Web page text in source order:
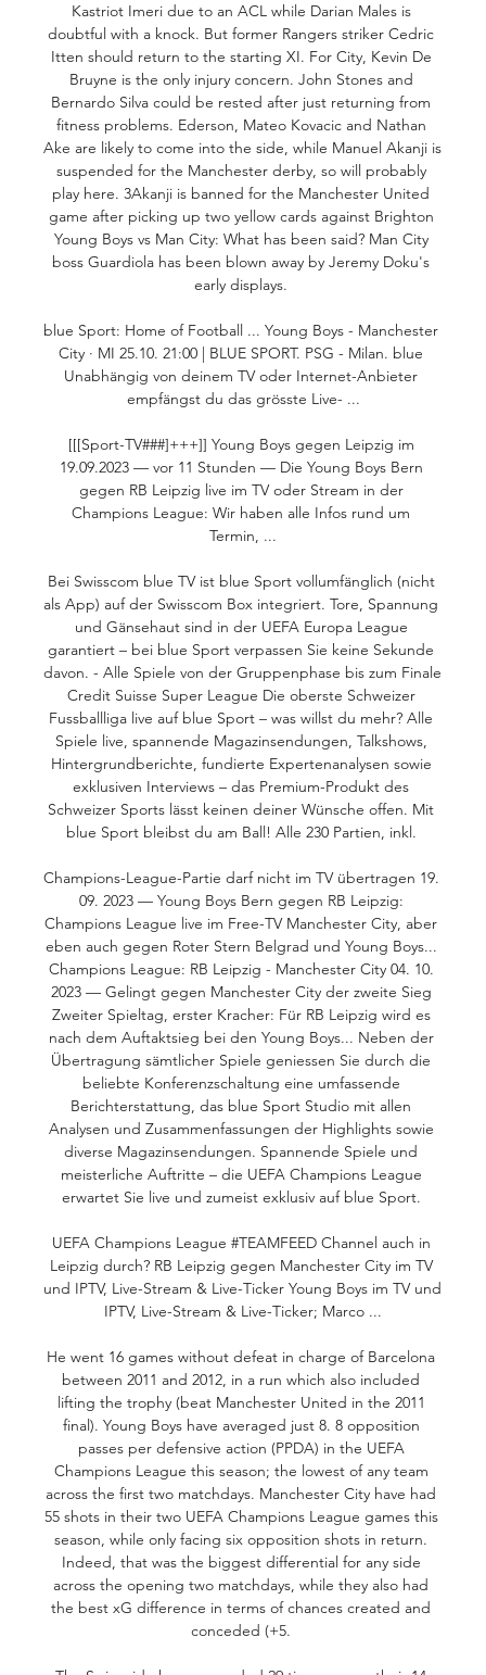
Kastriot Imeri due to an ACL while Darian Males is
doubtful with a knock. But former Rangers striker Cedric
Itten should return to the starting XI. For City, Kevin De
Bruyne is the only injury concern. John Stones and
Bernardo Silva could be rested after just returning from
fitness problems. Ederson, Mateo Kovacic and Nathan
Ake are likely to come into the side, while Manuel Akanji is
suspended for the Manchester derby, so will probably
play here. 3Akanji is banned for the Manchester United
game after picking up two yellow cards against Brighton
Young Boys vs Man City: What has been said? Man City
boss Guardiola has been blown away by Jeremy Doku's
early displays.
blue Sport: Home of Football ... Young Boys - Manchester
City · MI 25.10. 21:00 | BLUE SPORT. PSG - Milan. blue
Unabhängig von deinem TV oder Internet-Anbieter
empfängst du das grösste Live- ...
[[[Sport-TV###]+++]] Young Boys gegen Leipzig im
19.09.2023 — vor 11 Stunden — Die Young Boys Bern
gegen RB Leipzig live im TV oder Stream in der
Champions League: Wir haben alle Infos rund um
Termin, ...
Bei Swisscom blue TV ist blue Sport vollumfänglich (nicht
als App) auf der Swisscom Box integriert. Tore, Spannung
und Gänsehaut sind in der UEFA Europa League
garantiert – bei blue Sport verpassen Sie keine Sekunde
davon. - Alle Spiele von der Gruppenphase bis zum Finale
Credit Suisse Super League Die oberste Schweizer
Fussballliga live auf blue Sport – was willst du mehr? Alle
Spiele live, spannende Magazinsendungen, Talkshows,
Hintergrundberichte, fundierte Expertenanalysen sowie
exklusiven Interviews – das Premium-Produkt des
Schweizer Sports lässt keinen deiner Wünsche offen. Mit
blue Sport bleibst du am Ball! Alle 230 Partien, inkl.
Champions-League-Partie darf nicht im TV übertragen 19.
09. 2023 — Young Boys Bern gegen RB Leipzig:
Champions League live im Free-TV Manchester City, aber
eben auch gegen Roter Stern Belgrad und Young Boys...
Champions League: RB Leipzig - Manchester City 04. 10.
2023 — Gelingt gegen Manchester City der zweite Sieg
Zweiter Spieltag, erster Kracher: Für RB Leipzig wird es
nach dem Auftaktsieg bei den Young Boys... Neben der
Übertragung sämtlicher Spiele geniessen Sie durch die
beliebte Konferenzschaltung eine umfassende
Berichterstattung, das blue Sport Studio mit allen
Analysen und Zusammenfassungen der Highlights sowie
diverse Magazinsendungen. Spannende Spiele und
meisterliche Auftritte – die UEFA Champions League
erwartet Sie live und zumeist exklusiv auf blue Sport.
UEFA Champions League #TEAMFEED Channel auch in
Leipzig durch? RB Leipzig gegen Manchester City im TV
und IPTV, Live-Stream & Live-Ticker Young Boys im TV und
IPTV, Live-Stream & Live-Ticker; Marco ...
He went 16 games without defeat in charge of Barcelona
between 2011 and 2012, in a run which also included
lifting the trophy (beat Manchester United in the 2011
final). Young Boys have averaged just 8. 8 opposition
passes per defensive action (PPDA) in the UEFA
Champions League this season; the lowest of any team
across the first two matchdays. Manchester City have had
55 shots in their two UEFA Champions League games this
season, while only facing six opposition shots in return.
Indeed, that was the biggest differential for any side
across the opening two matchdays, while they also had
the best xG difference in terms of chances created and
conceded (+5.